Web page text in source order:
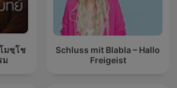
มชฺโช
ม
Schluss mit Blabla – Hallo
Freigeist